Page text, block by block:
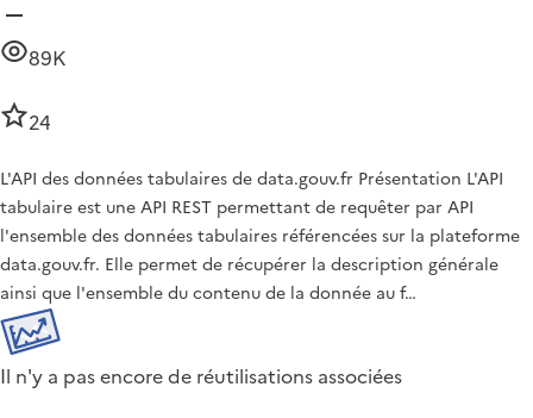
89K
24
L'API des données tabulaires de data.gouv.fr Présentation L'API
tabulaire est une API REST permettant de requêter par API
l'ensemble des données tabulaires référencées sur la plateforme
data.gouv.fr. Elle permet de récupérer la description générale
ainsi que l'ensemble du contenu de la donnée au f…
Il n'y a pas encore de réutilisations associées